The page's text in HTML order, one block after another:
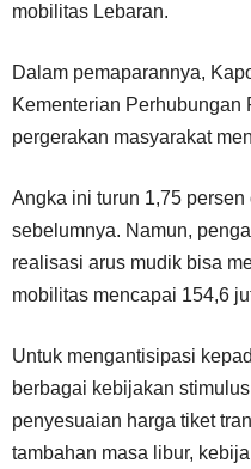
mobilitas Lebaran.
Dalam pemaparannya,
Kementerian Perhubungan
pergerakan masyarakat
Angka ini turun 1,75
sebelumnya. Namun,
realisasi arus mudik bisa
mobilitas mencapai 154,6
Untuk mengantisipasi
berbagai kebijakan
penyesuaian harga tiket
tambahan masa libur,